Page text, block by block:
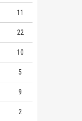
11
22
10
5
9
2